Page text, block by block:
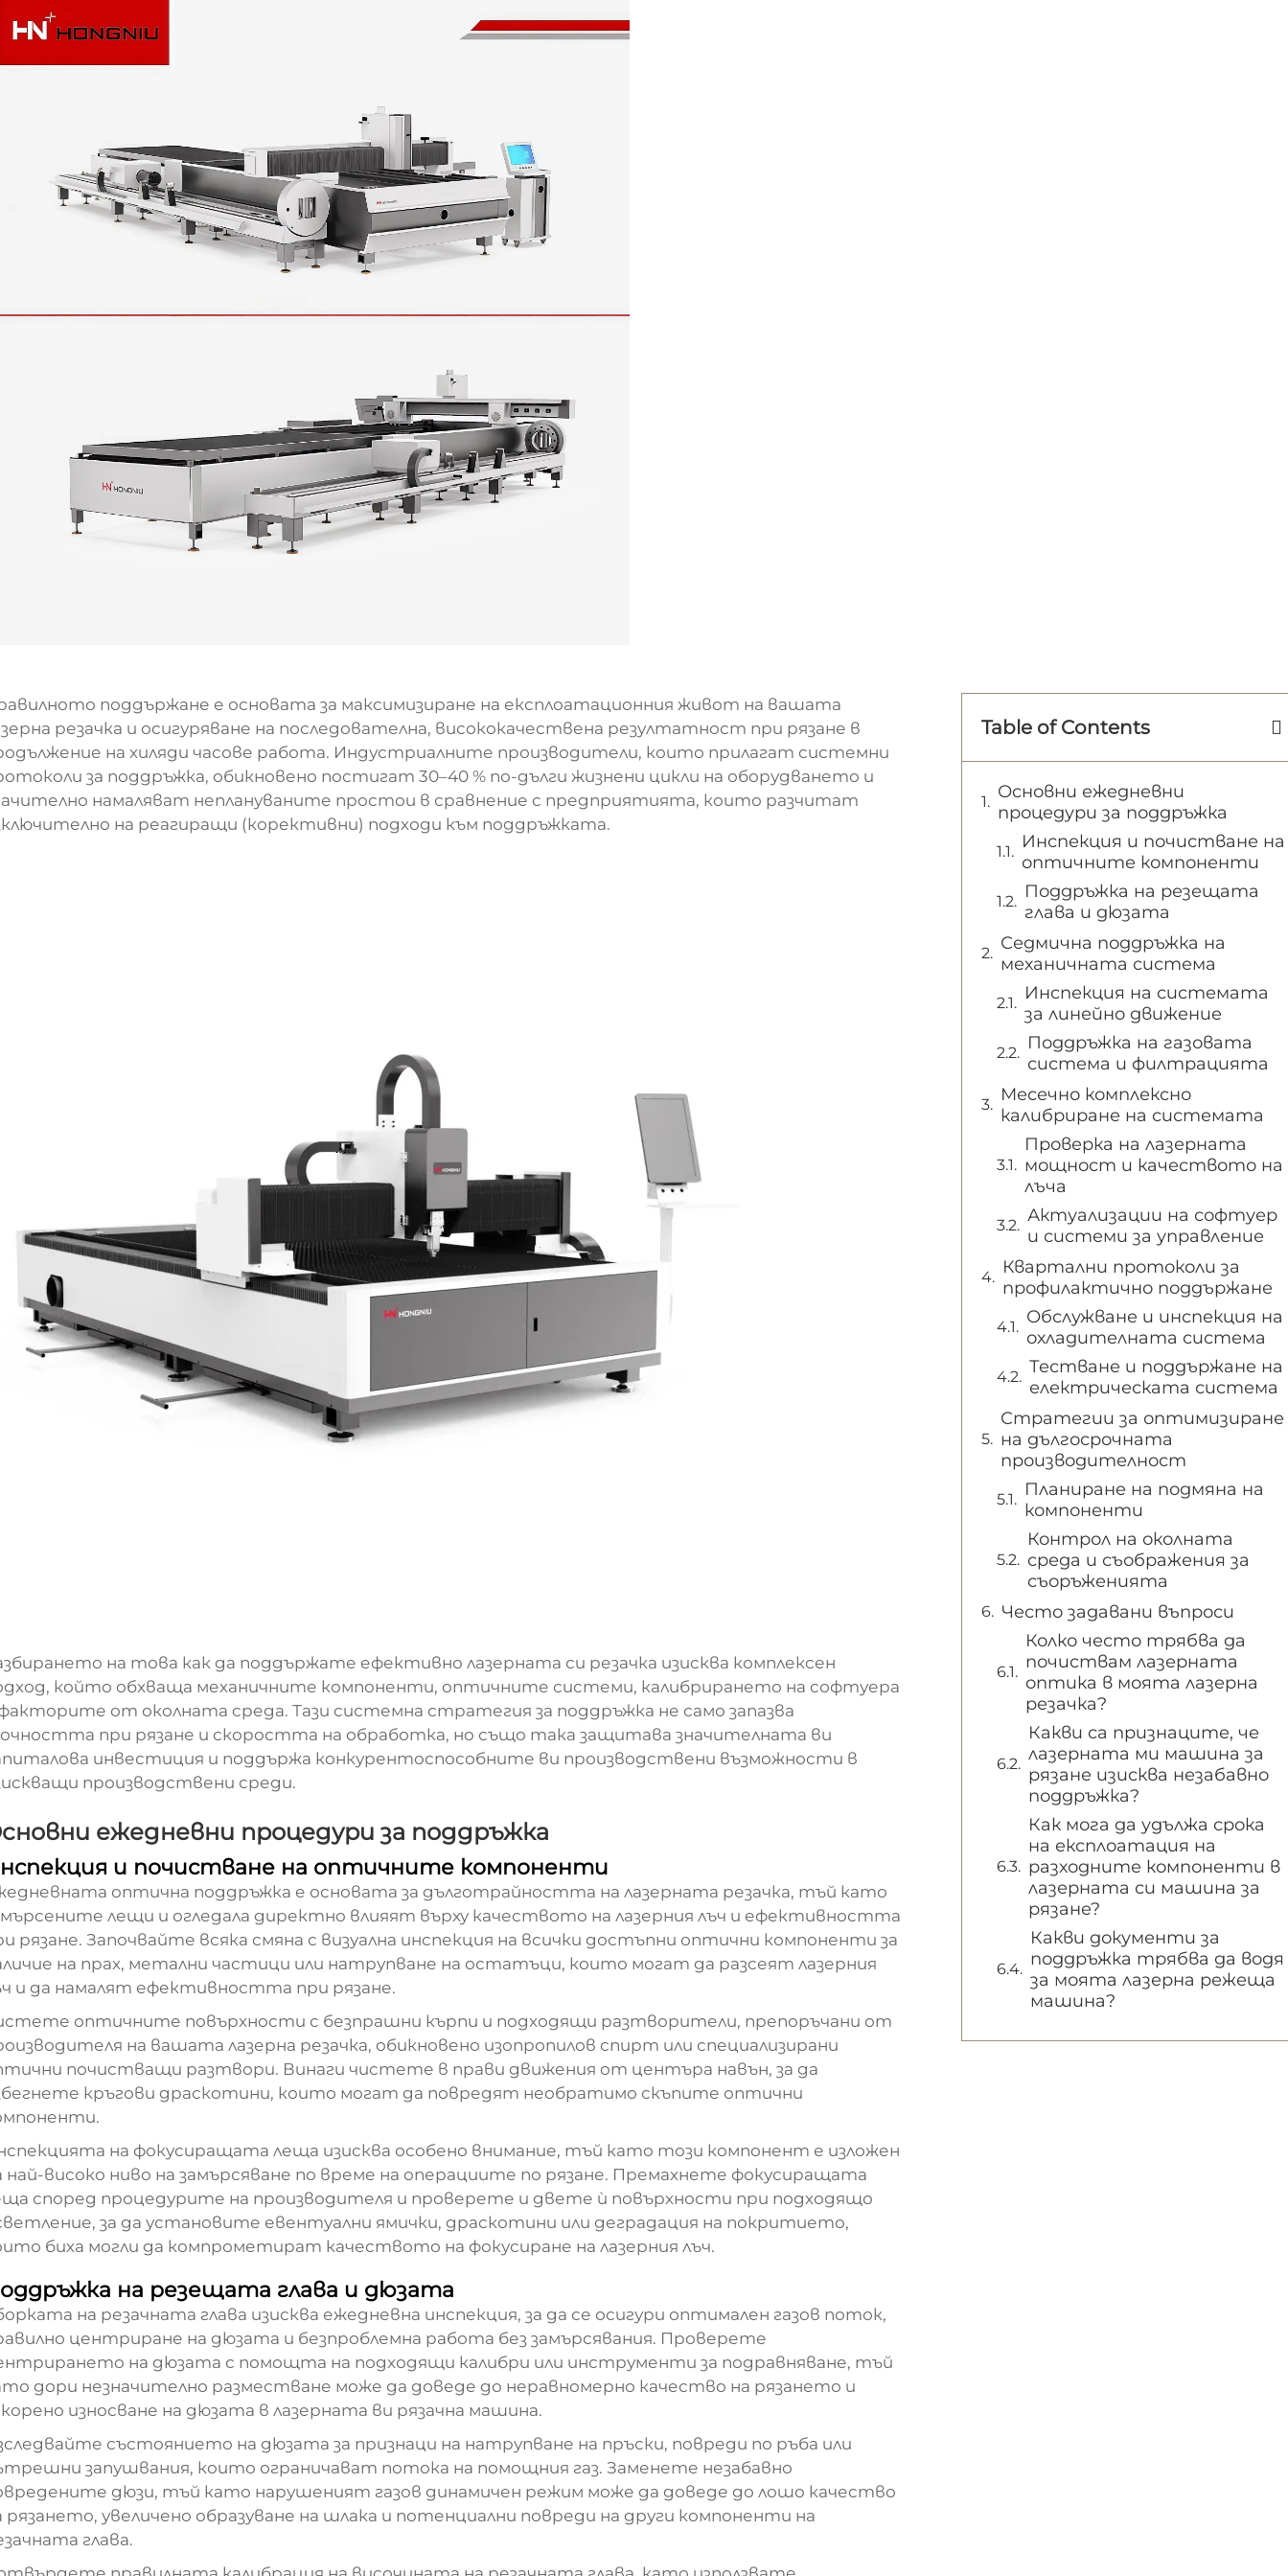
поддържане е основата за максимизиране на експлоатационния живот на вашата
резачка и осигуряване на последователна, висококачествена резултатност при рязане в
на хиляди часове работа. Индустриалните производители, които прилагат системни
за поддръжка, обикновено постигат 30–40 % по-дълги жизнени цикли на оборудването и
намаляват неплануваните простои в сравнение с предприятията, които разчитат
на реагиращи (корективни) подходи към поддръжката.
на това как да поддържате ефективно лазерната си резачка изисква комплексен
който обхваща механичните компоненти, оптичните системи, калибрирането на софтуера
от околната среда. Тази системна стратегия за поддръжка не само запазва
при рязане и скоростта на обработка, но също така защитава значителната ви
инвестиция и поддържа конкурентоспособните ви производствени възможности в
производствени среди.
ежедневни процедури за поддръжка
и почистване на оптичните компоненти
оптична поддръжка е основата за дълготрайността на лазерната резачка, тъй като
лещи и огледала директно влияят върху качеството на лазерния лъч и ефективността
рязане. Започвайте всяка смяна с визуална инспекция на всички достъпни оптични компоненти за
на прах, метални частици или натрупване на остатъци, които могат да разсеят лазерния
и да намалят ефективността при рязане.
оптичните повърхности с безпрашни кърпи и подходящи разтворители, препоръчани от
на вашата лазерна резачка, обикновено изопропилов спирт или специализирани
почистващи разтвори. Винаги чистете в прави движения от центъра навън, за да
кръгови драскотини, които могат да повредят необратимо скъпите оптични
на фокусиращата леща изисква особено внимание, тъй като този компонент е изложен
най-високо ниво на замърсяване по време на операциите по рязане. Премахнете фокусиращата
според процедурите на производителя и проверете и двете ѝ повърхности при подходящо
за да установите евентуални ямички, драскотини или деградация на покритието,
биха могли да компрометират качеството на фокусиране на лазерния лъч.
на резещата глава и дюзата
на резачната глава изисква ежедневна инспекция, за да се осигури оптимален газов поток,
центриране на дюзата и безпроблемна работа без замърсявания. Проверете
на дюзата с помощта на подходящи калибри или инструменти за подравняване, тъй
дори незначително разместване може да доведе до неравномерно качество на рязането и
износване на дюзата в лазерната ви рязачна машина.
състоянието на дюзата за признаци на натрупване на пръски, повреди по ръба или
запушвания, които ограничават потока на помощния газ. Заменете незабавно
дюзи, тъй като нарушеният газов динамичен режим може да доведе до лошо качество
рязането, увеличено образуване на шлака и потенциални повреди на други компоненти на
глава.
Table of Contents
Основни ежедневни
процедури за поддръжка
Инспекция и почистване на
оптичните компоненти
Поддръжка на резещата
глава и дюзата
Седмична поддръжка на
механичната система
Инспекция на системата
за линейно движение
Поддръжка на газовата
система и филтрацията
Месечно комплексно
калибриране на системата
Проверка на лазерната
мощност и качеството на
лъча
Актуализации на софтуер
и системи за управление
Квартални протоколи за
профилактично поддържане
Обслужване и инспекция на
охладителната система
Тестване и поддържане на
електрическата система
Стратегии за оптимизиране
на дългосрочната
производителност
Планиране на подмяна на
компоненти
Контрол на околната
среда и съображения за
съоръженията
Често задавани въпроси
Колко често трябва да
почиствам лазерната
оптика в моята лазерна
резачка?
Какви са признаците, че
лазерната ми машина за
рязане изисква незабавно
поддръжка?
Как мога да удължа срока
на експлоатация на
разходните компоненти в
лазерната си машина за
рязане?
Какви документи за
поддръжка трябва да водя
за моята лазерна режеща
машина?